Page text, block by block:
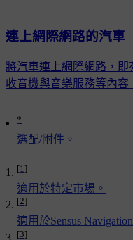
*
選配/附件。
[1]
適用於特定市場。
[2]
適用於Sensus Navigation
[3]
連上網際網路的汽車
將汽車連上網際網路，
收音機與音樂服務等內容